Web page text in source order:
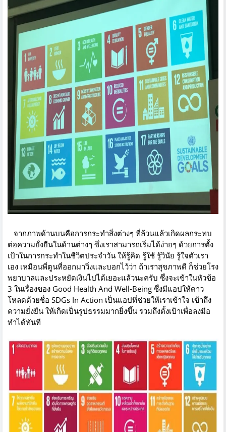
จากภาพด้านบนคือการกระทำสิ่งต่างๆ ที่ล้วนแล้วเกิดผลกระทบ
ต่อความยั่งยืนในด้านต่างๆ ซึ่งเราสามารถเริ่มได้ง่ายๆ ด้วยการตั้ง
เป้าในการกระทำในชีวิตประจำวัน ให้รู้คิด รู้ใช้ รู้วินัย รู้ใจตัวเรา
เอง เหมือนพี่ตูนที่ออกมาวิ่งและบอกไว้ว่า ถ้าเราสุขภาพดี ก็ช่วยโรง
พยาบาลและประหยัดเงินไปได้เยอะแล้วนะครับ ซึ่งจะเข้าในหัวข้อ
3 ในเรื่องของ Good Health And Well-Being ซึ่งมีแอปให้ดาว
โหลดด้วยชื่อ SDGs In Action เป็นแอปที่ช่วยให้เราเข้าใจ เข้าถึง
ความยั่งยืน ให้เกิดเป็นรูปธรรมมากยิ่งขึ้น รวมถึงตั้งเป้าเพื่อลงมือ
ทำได้ทันที